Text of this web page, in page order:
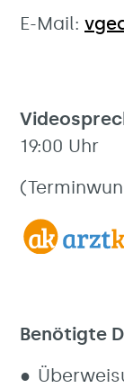
E-Mail:
19:00 Uhr
Benötigte